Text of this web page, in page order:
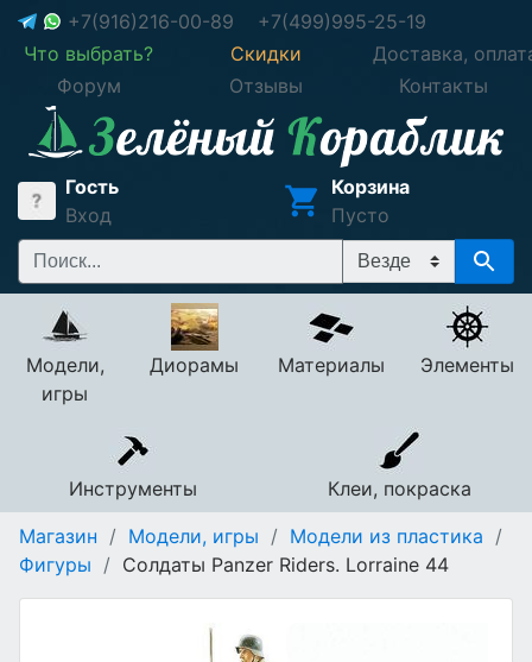
+7(916)216-00-89
+7(499)995-25-19
Что выбрать?
Скидки
Доставка,
Форум
Отзывы Контакты
Гость
Вход
Корзина
Пусто
Модели,
игры
Диорамы Материалы Элементы
Инструменты
Клеи, покраска
Магазин / Модели, игры / Модели из пластика /
Фигуры / Солдаты Panzer Riders. Lorraine 44